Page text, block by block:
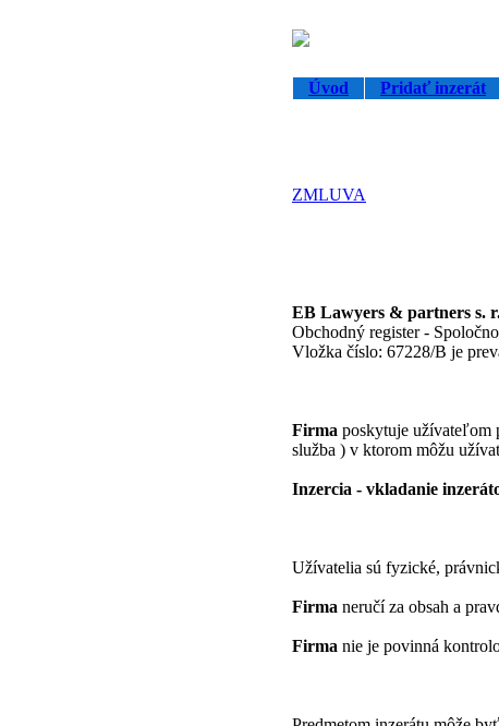
Úvod
Pridať inzerát
ZMLUVA
EB Lawyers & partners s.
Obchodný register -
Vložka číslo: 67228/B je
Firma poskytuje užívateľom
služba ) v ktorom môžu
Inzercia - vkladanie
Užívatelia sú fyzické,
Firma neručí za obsah a
Firma nie je povinná